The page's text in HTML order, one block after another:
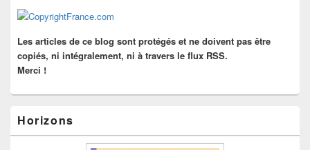
barre
Les articles de ce blog sont protégés et ne doivent pas être
copiés, ni intégralement, ni à travers le flux RSS.
Merci !
Horizons